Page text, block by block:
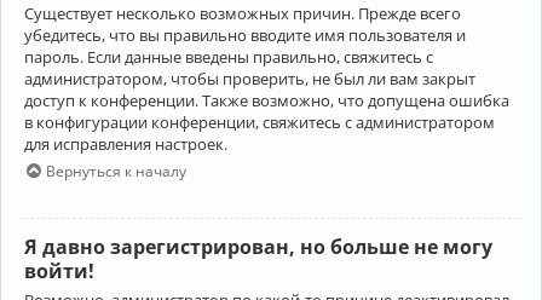
Существует несколько возможных причин. Прежде всего
убедитесь, что вы правильно вводите имя пользователя и
пароль. Если данные введены правильно, свяжитесь с
администратором, чтобы проверить, не был ли вам закрыт
доступ к конференции. Также возможно, что допущена ошибка
в конфигурации конференции, свяжитесь с администратором
для исправления настроек.
Вернуться к началу
Я давно зарегистрирован, но больше не могу
войти!